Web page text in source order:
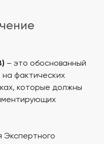
– это обоснованный
на фактических
которые должны
Экспертного